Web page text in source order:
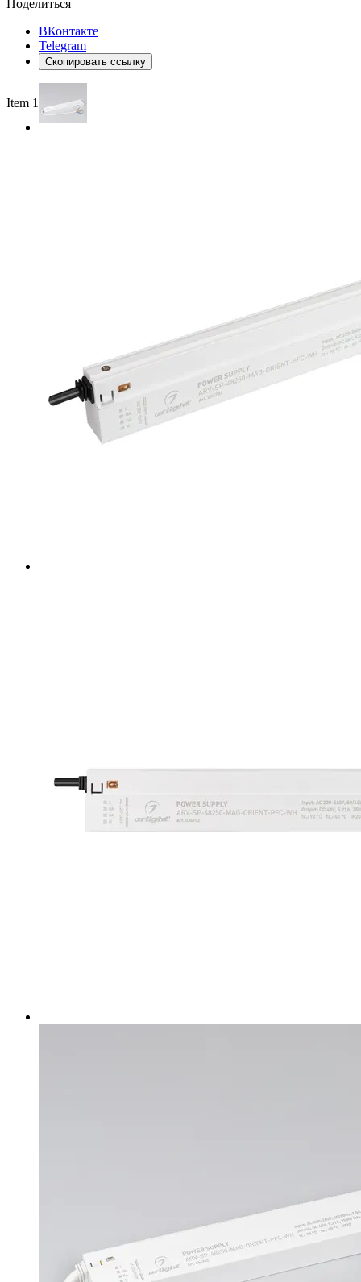
Поделиться
ВКонтакте
Telegram
Скопировать ссылку
Item 1 of 3